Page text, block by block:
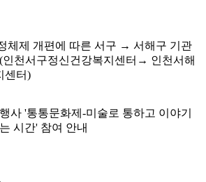
체제 개편에 따른 서구 → 서해구 기관
인천서구정신건강복지센터→ 인천서해
센터)
사 '통통문화제-미술로 통하고 이야기
시간' 참여 안내